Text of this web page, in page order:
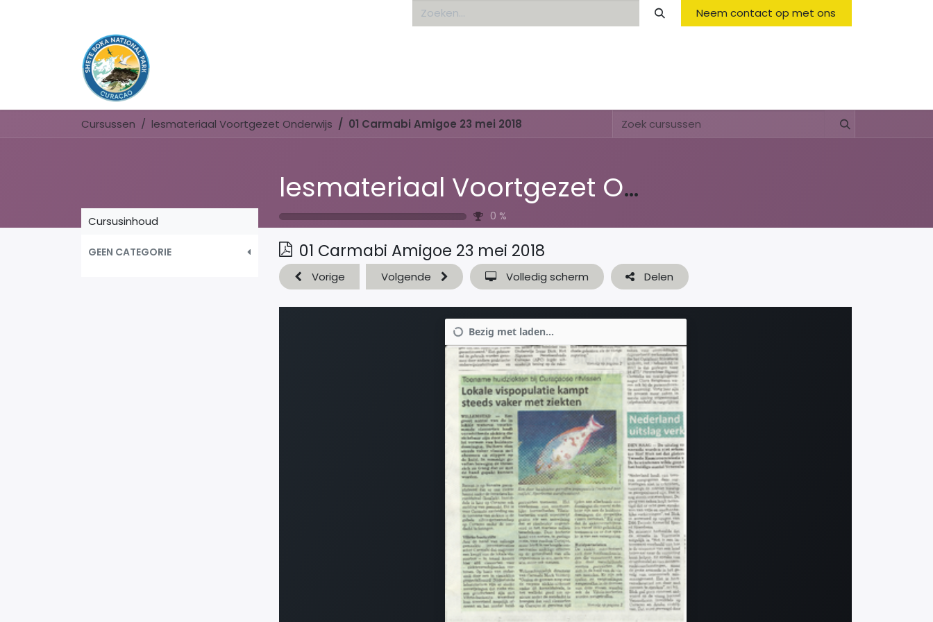
Neem contact op met ons
Cursussen lesmateriaal Voortgezet Onderwijs 01 Carmabi Amigoe 23 mei 2018
lesmateriaal Voortgezet Onderwijs
0 %
Cursusinhoud
GEEN CATEGORIE 01 Carmabi Amigoe 23 mei 2018
Vorige Volgende Volledig scherm Delen